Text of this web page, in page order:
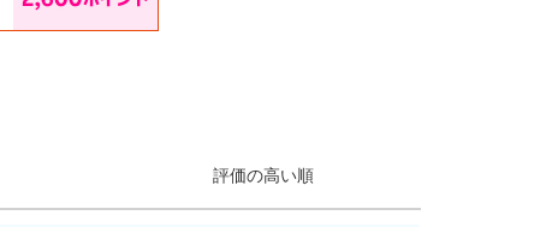
評価の高い順